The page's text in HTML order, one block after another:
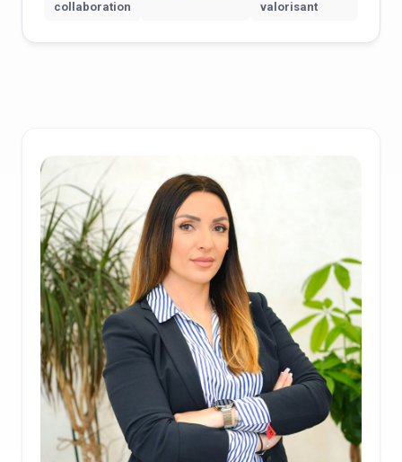
collaboration
valorisant